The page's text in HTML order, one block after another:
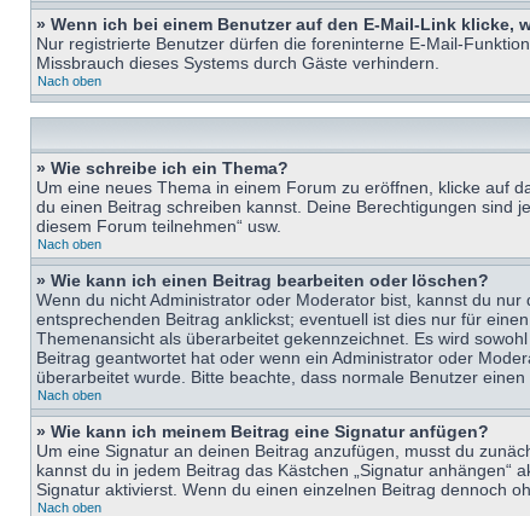
» Wenn ich bei einem Benutzer auf den E-Mail-Link klicke,
Nur registrierte Benutzer dürfen die foreninterne E-Mail-
Missbrauch dieses Systems durch Gäste verhindern.
Nach oben
» Wie schreibe ich ein Thema?
Um eine neues Thema in einem Forum zu eröffnen, klicke auf
du einen Beitrag schreiben kannst. Deine Berechtigungen sind
diesem Forum teilnehmen“ usw.
Nach oben
» Wie kann ich einen Beitrag bearbeiten oder löschen?
Wenn du nicht Administrator oder Moderator bist, kannst du
entsprechenden Beitrag anklickst; eventuell ist dies nur für
Themenansicht als überarbeitet gekennzeichnet. Es wird
Beitrag geantwortet hat oder wenn ein Administrator oder
überarbeitet wurde. Bitte beachte, dass normale Benutzer
Nach oben
» Wie kann ich meinem Beitrag eine Signatur anfügen?
Um eine Signatur an deinen Beitrag anzufügen, musst du
kannst du in jedem Beitrag das Kästchen „Signatur
Signatur aktivierst. Wenn du einen einzelnen Beitrag dennoch
Nach oben